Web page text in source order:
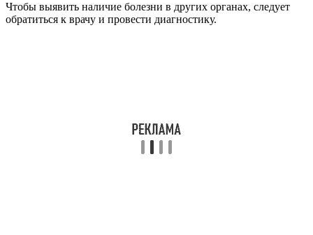
Чтобы выявить наличие болезни в других органах, следует
обратиться к врачу и провести диагностику.